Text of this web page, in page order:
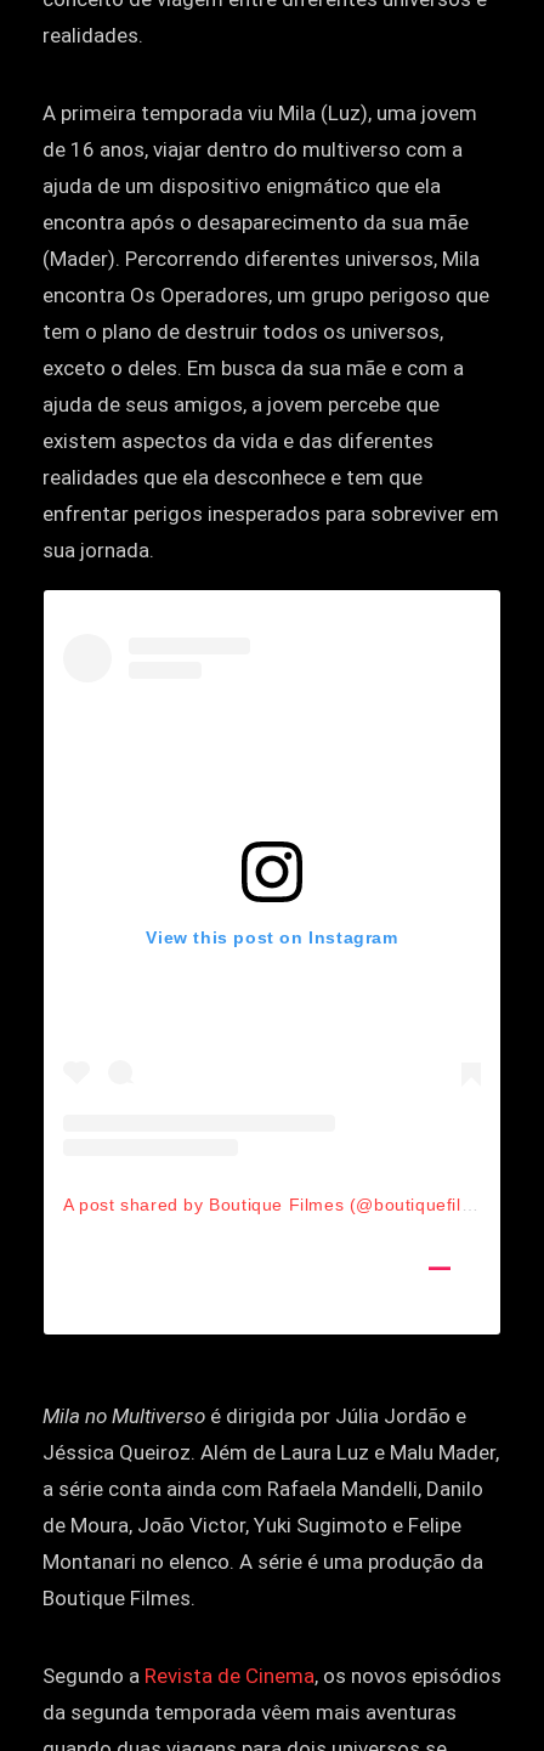
realidades.
A primeira temporada viu Mila (Luz), uma jovem
de 16 anos, viajar dentro do multiverso com a
ajuda de um dispositivo enigmático que ela
encontra após o desaparecimento da sua mãe
(Mader). Percorrendo diferentes universos, Mila
encontra Os Operadores, um grupo perigoso que
tem o plano de destruir todos os universos,
exceto o deles. Em busca da sua mãe e com a
ajuda de seus amigos, a jovem percebe que
existem aspectos da vida e das diferentes
realidades que ela desconhece e tem que
enfrentar perigos inesperados para sobreviver em
sua jornada.
View this post on Instagram
Mila no Multiverso é dirigida por Júlia Jordão e
Jéssica Queiroz. Além de Laura Luz e Malu Mader,
a série conta ainda com Rafaela Mandelli, Danilo
de Moura, João Victor, Yuki Sugimoto e Felipe
Montanari no elenco. A série é uma produção da
Boutique Filmes.
Segundo a Revista de Cinema, os novos episódios
da segunda temporada vêem mais aventuras